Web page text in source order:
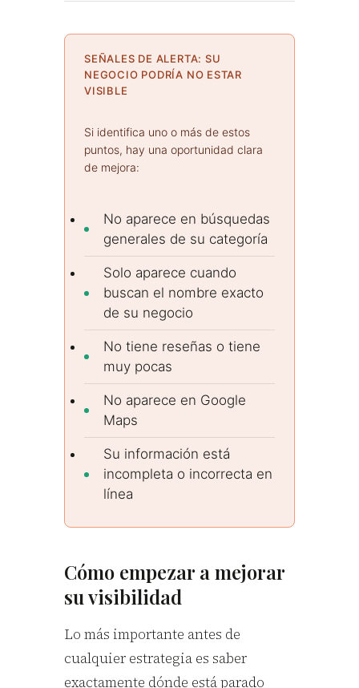
SEÑALES DE ALERTA: SU
NEGOCIO PODRÍA NO ESTAR
VISIBLE
Si identifica uno o más de estos
puntos, hay una oportunidad clara
de mejora:
No aparece en búsquedas
generales de su categoría
Solo aparece cuando
buscan el nombre exacto
de su negocio
No tiene reseñas o tiene
muy pocas
No aparece en Google
Maps
Su información está
incompleta o incorrecta en
línea
Cómo empezar a mejorar
su visibilidad
Lo más importante antes de
cualquier estrategia es saber
exactamente dónde está parado